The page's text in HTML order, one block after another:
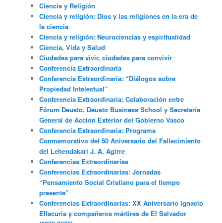
Ciencia y Religión
Ciencia y religión: Dios y las religiones en la era de
la ciencia
Ciencia y religión: Neurociencias y espiritualidad
Ciencia, Vida y Salud
Ciudades para vivir, ciudades para convivir
Conferencia Extraordinaria
Conferencia Extraordinaria: “Diálogos sobre
Propiedad Intelectual”
Conferencia Extraordinaria: Colaboración entre
Fórum Deusto, Deusto Business School y Secretaría
General de Acción Exterior del Gobierno Vasco
Conferencia Extraordinaria: Programa
Conmemorativo del 50 Aniversario del Fallecimiento
del Lehendakari J. A. Agirre
Conferencias Extraordinarias
Conferencias Extraordinarias: Jornadas
“Pensamiento Social Cristiano para el tiempo
presente”
Conferencias Extraordinarias: XX Aniversario Ignacio
Ellacuria y compañeros mártires de El Salvador